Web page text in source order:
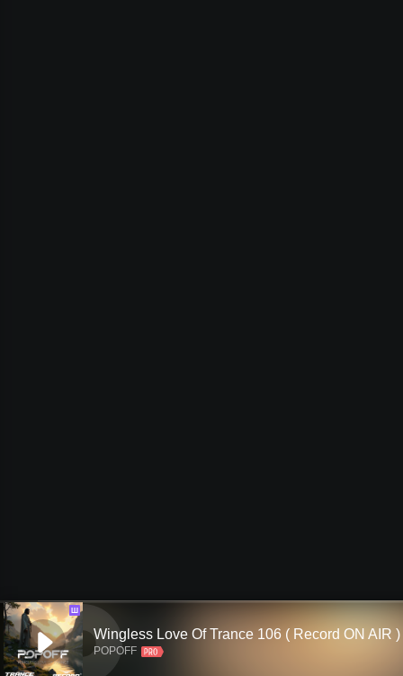
Ш
Wingless Love Of Trance 106 ( Record ON AIR )
POPOFF